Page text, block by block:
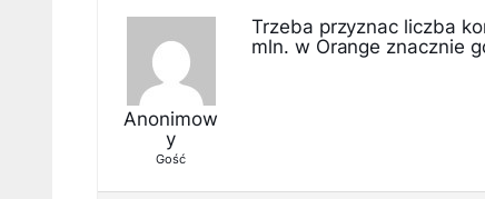
Anonimow
y
Gość
Trzeba przyznac liczba
mln. w Orange znacznie